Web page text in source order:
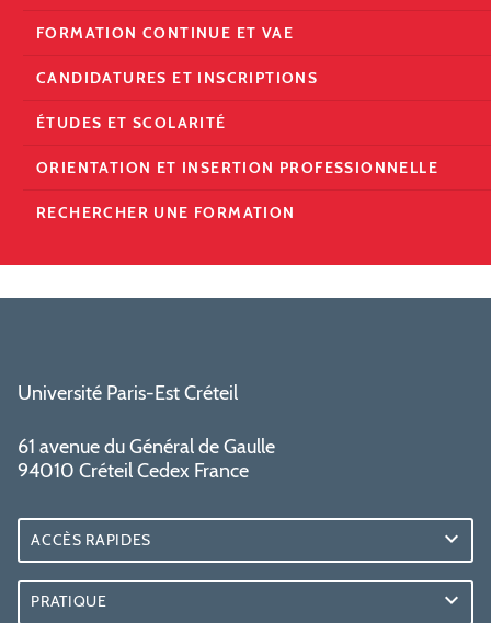
FORMATION CONTINUE ET VAE
CANDIDATURES ET INSCRIPTIONS
ÉTUDES ET SCOLARITÉ
ORIENTATION ET INSERTION PROFESSIONNELLE
RECHERCHER UNE FORMATION
Université Paris-Est Créteil
61 avenue du Général de Gaulle
94010 Créteil Cedex France
ACCÈS RAPIDES
PRATIQUE